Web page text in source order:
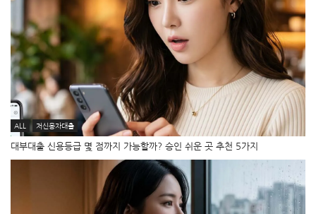
ALL 저신용자대출
대부대출 신용등급 몇 점까지 가능할까? 승인 쉬운 곳 추천 5가지